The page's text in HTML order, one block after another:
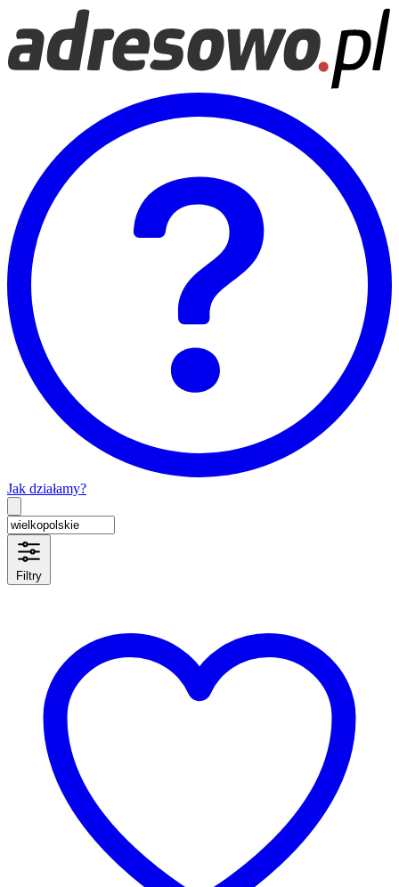
Jak działamy?
Filtry